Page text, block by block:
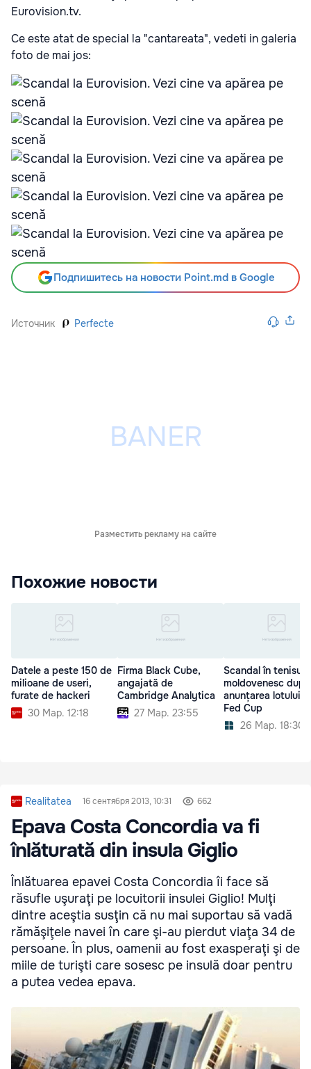
Eurovision.tv.
Ce este atat de special la "cantareata", vedeti in galeria
foto de mai jos:
Подпишитесь на новости Point.md в Google
Источник Perfecte
Разместить рекламу на сайте
Похожие новости
Datele a peste 150 de
milioane de useri,
furate de hackeri
30 Мар. 12:18
Firma Black Cube,
angajată de
Cambridge Analytica
27 Мар. 23:55
Scandal în tenisul
moldovenesc după
anunțarea lotului
Fed Cup
26 Мар. 18:30
Realitatea 16 сентября 2013, 10:31 662
Epava Costa Concordia va fi
înlăturată din insula Giglio
Înlătuarea epavei Costa Concordia îi face să
răsufle uşuraţi pe locuitorii insulei Giglio! Mulţi
dintre aceştia susţin că nu mai suportau să vadă
rămăşiţele navei în care şi-au pierdut viaţa 34 de
persoane. În plus, oamenii au fost exasperaţi şi de
miile de turişti care sosesc pe insulă doar pentru
a putea vedea epava.